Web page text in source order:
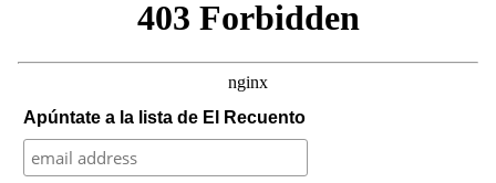
Apúntate a la lista de El Recuento